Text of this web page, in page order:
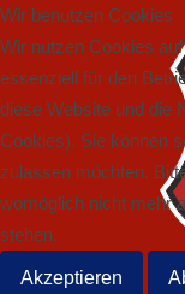
Wir benutzen Cookies
Wir nutzen Cookies
essenziell für den
diese Website und die
Cookies). Sie können
zulassen möchten.
womöglich nicht mehr
stehen.
Akzeptieren